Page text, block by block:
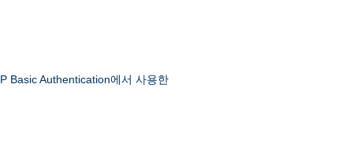
Basic Authentication에서 사용한